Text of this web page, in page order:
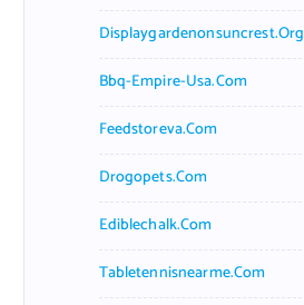
Displaygardenonsuncrest.org
Bbq-Empire-Usa.com
Feedstoreva.com
Drogopets.com
Ediblechalk.com
Tabletennisnearme.com